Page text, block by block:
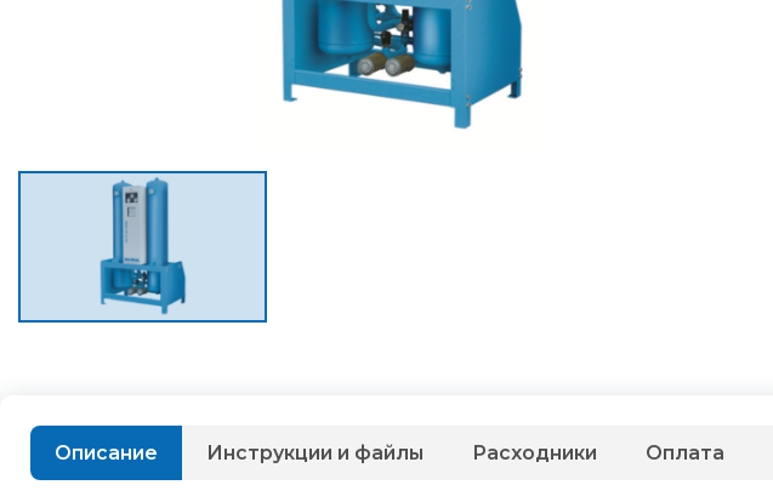
Описание Инструкции и файлы Расходники Оплата